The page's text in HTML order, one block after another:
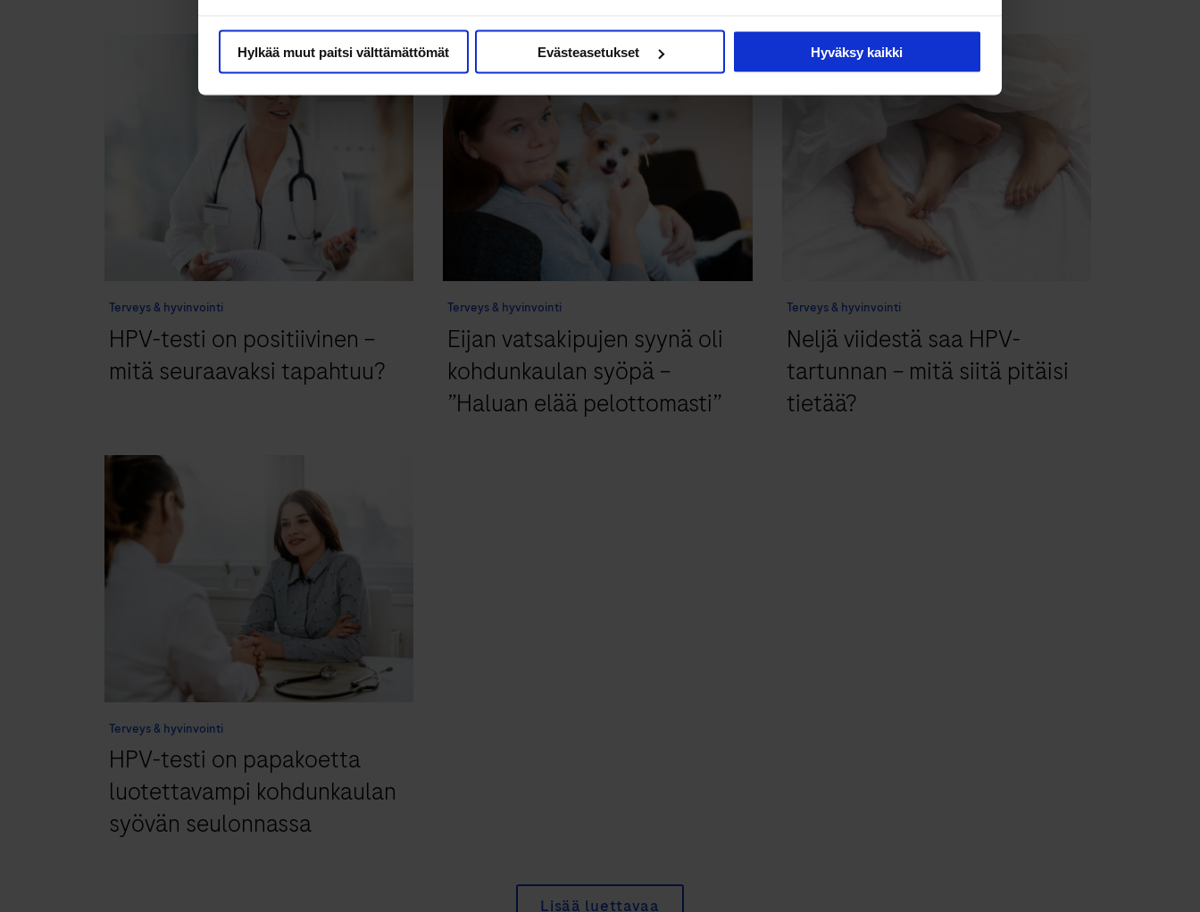
Hylkää muut paitsi välttämättömät Evästeasetukset Hyväksy kaikki
Terveys & hyvinvointi
HPV-testi on positiivinen −
mitä seuraavaksi tapahtuu?
Terveys & hyvinvointi
Eijan vatsakipujen syynä oli
kohdunkaulan syöpä –
”Haluan elää pelottomasti”
Terveys & hyvinvointi
Neljä viidestä saa HPV-
tartunnan – mitä siitä pitäisi
tietää?
Terveys & hyvinvointi
HPV-testi on papakoetta
luotettavampi kohdunkaulan
syövän seulonnassa
Lisää luettavaa